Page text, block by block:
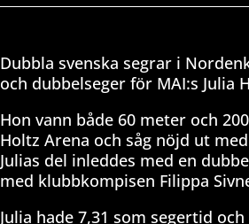
Dubbla svenska segrar i
och dubbelseger för MAI:s Julia
Hon vann både 60 meter och
Holtz Arena och såg nöjd ut
Julias del inleddes med en
med klubbkompisen Filippa
Julia hade 7,31 som segertid